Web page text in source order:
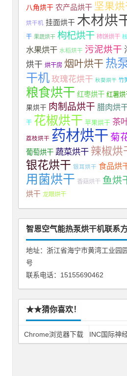
八角烘干 农产品烘干 坚果烘
烘干机 挂面烘干 木材烘
干 果蔬烘干 枸杞烘干 柿饼烘干
水果烘干 水稻烘干 污泥烘干
烘干 烘干房 烟叶烘干 热
干机 玫瑰花烘干 秋葵烘干 竹
粮食烘干 红枣烘干 红薯烘
果烘干 肉制品烘干 腊肉烘
干 花椒烘干 苹果烘干 茶
荔枝烘干 药材烘干 菊
葡萄烘干 蔬菜烘干 辣椒烘
银花烘干 银耳烘干 食品烘
用菌烘干 香菇烘干 鱼烘
烘干 龙眼烘干
智恩空气能热泵烘干机联系
地址：浙江省海宁市黄湾工业园
号
联系电话：15155690462
★★猜你喜欢！
Chrome浏览器下载 INC国际神